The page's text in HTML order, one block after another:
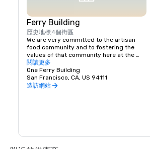
Ferry Building
歷史地標4個街區
We are very committed to the artisan
food community and to fostering the
values of that community here at the
Ferry Building. We envision the Ferry
Building Marketplace as a vibrant
gathering of local farmers, artisan
producers, and independently owned
practice traditional farming or
production techniques and who develop
閱讀更多
One Ferry Building
San Francisco, CA, US 94111
造訪網站